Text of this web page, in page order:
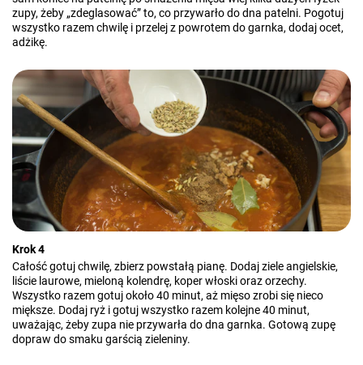
zupy, żeby „zdeglasować” to, co przywarło do dna patelni. Pogotuj
wszystko razem chwilę i przelej z powrotem do garnka, dodaj ocet,
adżikę.
Krok 4
Całość gotuj chwilę, zbierz powstałą pianę. Dodaj ziele angielskie,
liście laurowe, mieloną kolendrę, koper włoski oraz orzechy.
Wszystko razem gotuj około 40 minut, aż mięso zrobi się nieco
miększe. Dodaj ryż i gotuj wszystko razem kolejne 40 minut,
uważając, żeby zupa nie przywarła do dna garnka. Gotową zupę
dopraw do smaku garścią zieleniny.